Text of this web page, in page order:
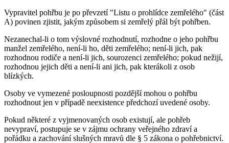
Vypravitel pohřbu je po převzetí "Listu o prohlídce zemřelého" (část
A) povinen zjistit, jakým způsobem si zemřelý přál být pohřben.
Nezanechal-li o tom výslovné rozhodnutí, rozhodne o jeho pohřbu
manžel zemřelého, není-li ho, děti zemřelého; není-li jich, pak
rozhodnou rodiče a není-li jich, sourozenci zemřelého; pokud nežijí,
rozhodnou jejich děti a není-li ani jich, pak kterákoli z osob
blízkých.
Osoby ve vymezené posloupnosti pozdější mohou o pohřbu
rozhodnout jen v případě neexistence předchozí uvedené osoby.
Pokud některé z vyjmenovaných osob existují, ale pohřeb
nevypraví, postupuje se v zájmu ochrany veřejného zdraví a
pořádku a zachování slušných mravů dle § 5 zákona o pohřebnictví.